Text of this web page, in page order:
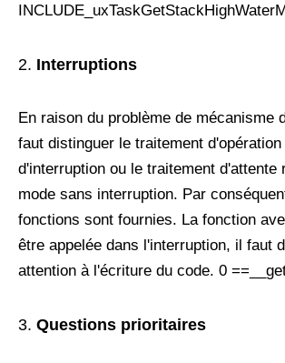
Interruptions
En raison du problème de mécanisme
faut distinguer le traitement d'opération
d'interruption ou le traitement d'attente
mode sans interruption. Par
fonctions sont fournies. La fonction
être appelée dans l'interruption, il faut
attention à l'écriture du code. 0
Questions prioritaires